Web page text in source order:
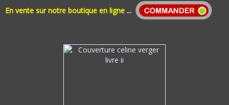
En vente sur notre boutique en ligne ...